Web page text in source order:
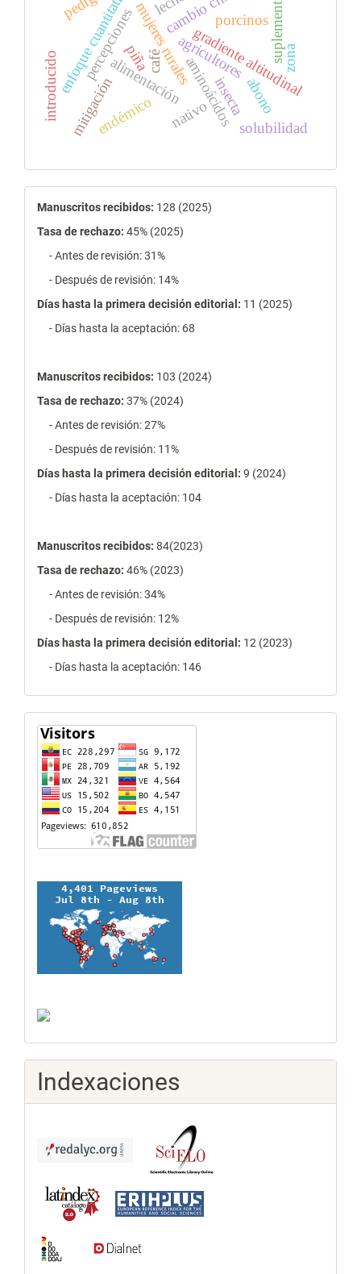
mujeres rurales
percepciones gradiente altitudinal
enfoque cuantitativo agricultores
alimentación
porcinos
aminoácidos
insecta
endémico nativo
introducido piña
solubilidad
mitigación
café
abono
zona
estadísticas
Manuscritos recibidos: 128 (2025)
Tasa de rechazo: 45% (2025)
- Antes de revisión: 31%
- Después de revisión: 14%
Días hasta la primera decisión editorial: 11 (2025)
- Días hasta la aceptación: 68
Manuscritos recibidos: 103 (2024)
Tasa de rechazo: 37% (2024)
- Antes de revisión: 27%
- Después de revisión: 11%
Días hasta la primera decisión editorial: 9 (2024)
- Días hasta la aceptación: 104
Manuscritos recibidos: 84(2023)
Tasa de rechazo: 46% (2023)
- Antes de revisión: 34%
- Después de revisión: 12%
Días hasta la primera decisión editorial: 12 (2023)
- Días hasta la aceptación: 146
contador
Indexaciones